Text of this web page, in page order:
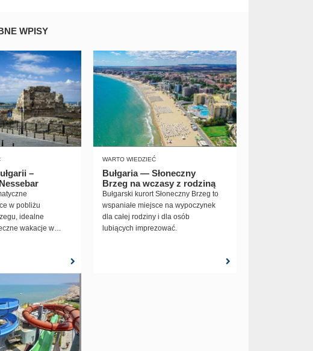
WPISY
–
w pobliżu
idealne
wakacje w
WARTO WIEDZIEĆ
Bułgaria — Słoneczny
Brzeg na wczasy z rodziną
Bułgarski kurort Słoneczny Brzeg to
wspaniałe miejsce na wypoczynek
dla całej rodziny i dla osób
lubiących imprezować.